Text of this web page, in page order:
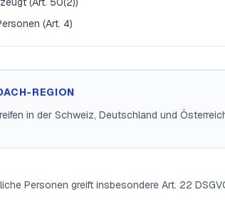
(Art. 4)
REGION
in der Schweiz, Deutschland und
Personen greift insbesondere Art. 22